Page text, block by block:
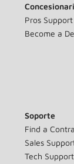
Pros Support
Become a
Soporte
Find a
Sales
Tech Support